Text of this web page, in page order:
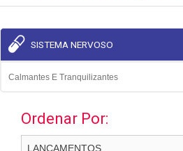
SISTEMA NERVOSO
Calmantes E Tranquilizantes
Ordenar Por: